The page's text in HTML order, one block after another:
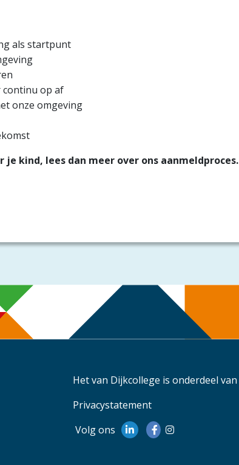
als startpunt
continu op af
onze omgeving
kind, lees dan meer over ons aanmeldproces.
Het van Dijkcollege is onderdeel van
Privacystatement
Volg ons